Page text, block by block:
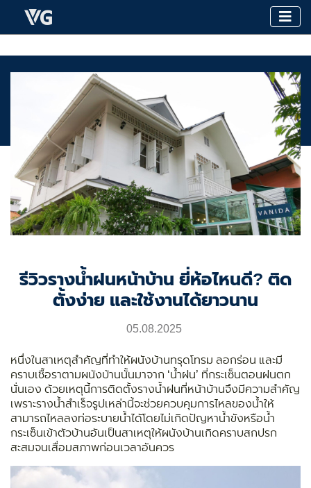
รีวิวรางน้ำฝนหน้าบ้าน ยี่ห้อไหนดี? ติด
ตั้งง่าย และใช้งานได้ยาวนาน
05.08.2025
หนึ่งในสาเหตุสำคัญที่ทำให้ผนังบ้านทรุดโทรม ลอกร่อน และมี
คราบเชื้อราตามผนังบ้านนั้นมาจาก ‘น้ำฝน’ ที่กระเซ็นตอนฝนตก
นั่นเอง ด้วยเหตุนี้การติดตั้งรางน้ำฝนที่หน้าบ้านจึงมีความสำคัญ
เพราะรางน้ำสำเร็จรูปเหล่านี้จะช่วยควบคุมการไหลของน้ำให้
สามารถไหลลงท่อระบายน้ำได้โดยไม่เกิดปัญหาน้ำขังหรือน้ำ
กระเซ็นเข้าตัวบ้านอันเป็นสาเหตุให้ผนังบ้านเกิดคราบสกปรก
สะสมจนเสื่อมสภาพก่อนเวลาอันควร